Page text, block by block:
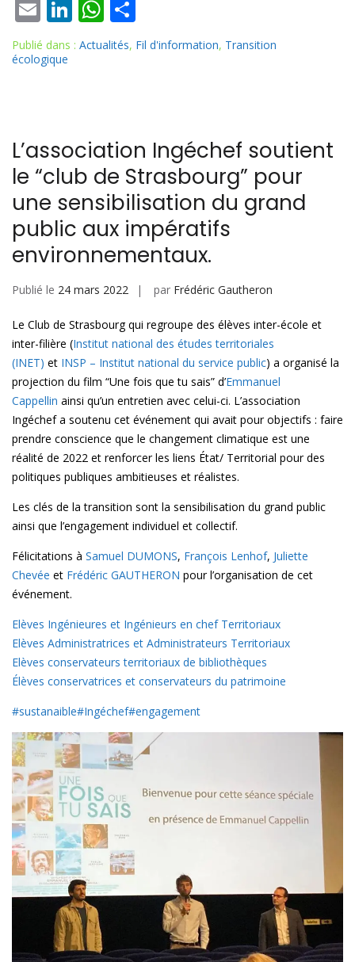
E
m
ai
Li
n
k
W
h
at
p
p
ar
ta
Publié dans : Actualités, Fil d'information, Transition
écologique
L’association Ingéchef soutient
le “club de Strasbourg” pour
une sensibilisation du grand
public aux impératifs
environnementaux.
Publié le 24 mars 2022 par Frédéric Gautheron
Le Club de Strasbourg qui regroupe des élèves inter-école et
inter-filière (Institut national des études territoriales
(INET) et INSP – Institut national du service public) a organisé la
projection du film “Une fois que tu sais” d’Emmanuel
Cappellin ainsi qu’un entretien avec celui-ci. L’association
Ingéchef a soutenu cet événement qui avait pour objectifs : faire
prendre conscience que le changement climatique est une
réalité de 2022 et renforcer les liens État/ Territorial pour des
politiques publiques ambitieuses et réalistes.
Les clés de la transition sont la sensibilisation du grand public
ainsi que l’engagement individuel et collectif.
Félicitations à Samuel DUMONS, François Lenhof, Juliette
Chevée et Frédéric GAUTHERON pour l’organisation de cet
événement.
Elèves Ingénieures et Ingénieurs en chef Territoriaux
Elèves Administratrices et Administrateurs Territoriaux
Elèves conservateurs territoriaux de bibliothèques
Élèves conservatrices et conservateurs du patrimoine
#sustanaible#Ingéchef#engagement